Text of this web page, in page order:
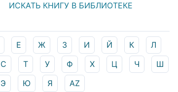
ИСКАТЬ КНИГУ В БИБЛИОТЕКЕ
Е Ж З И Й К
Л
С Т У Ф Х Ц Ч
Ш
Э Ю Я AZ